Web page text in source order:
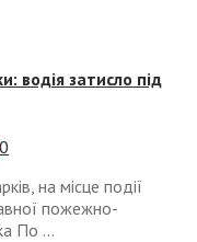
водія затисло під
0
на місце події
пожежно-
По ...